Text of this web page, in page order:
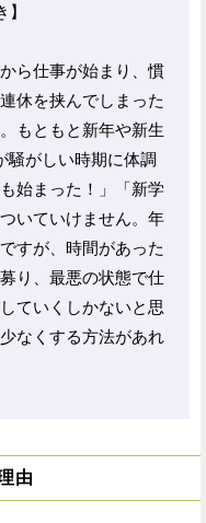
ら仕事が始まり、慣
休を挟んでしまった
もともと新年や新生
騒がしい時期に体調
始まった！」「新学
いていけません。年
すが、時間があった
り、最悪の状態で仕
ていくしかないと思
なくする方法があれ
由